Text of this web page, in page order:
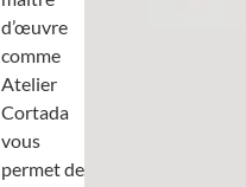
d’œuvre
comme
Atelier
Cortada
vous
permet de